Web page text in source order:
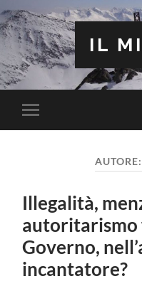
IL
Attiva/disattiva
il
Illegalità,
autoritarismo
Governo,
incantatore?